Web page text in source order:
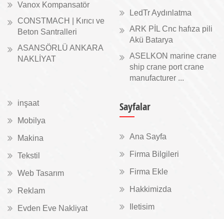
Vanox Kompansatör
CONSTMACH | Kırıcı ve
Beton Santralleri
ASANSÖRLÜ ANKARA
NAKLİYAT
LedTr Aydınlatma
ARK PİL Cnc hafıza pili
Akü Batarya
ASELKON marine crane
ship crane port crane
manufacturer ...
inşaat
Mobilya
Makina
Tekstil
Web Tasarım
Reklam
Evden Eve Nakliyat
Sayfalar
Ana Sayfa
Firma Bilgileri
Firma Ekle
Hakkimizda
Iletisim